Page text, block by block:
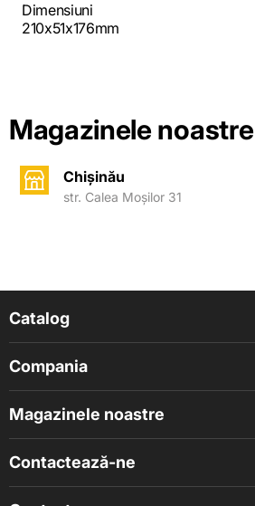
Dimensiuni
210x51x176mm
Magazinele noastre
Chișinău
str. Calea Moșilor 31
Catalog
Compania
Magazinele noastre
Contactează-ne